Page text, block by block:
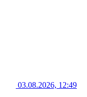
03.08.2026, 12:49